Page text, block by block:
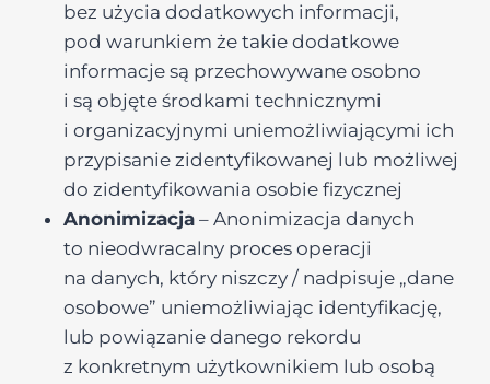
bez użycia dodatkowych informacji,
pod warunkiem że takie dodatkowe
informacje są przechowywane osobno
i są objęte środkami technicznymi
i organizacyjnymi uniemożliwiającymi ich
przypisanie zidentyfikowanej lub możliwej
do zidentyfikowania osobie fizycznej
Anonimizacja – Anonimizacja danych
to nieodwracalny proces operacji
na danych, który niszczy / nadpisuje „dane
osobowe” uniemożliwiając identyfikację,
lub powiązanie danego rekordu
z konkretnym użytkownikiem lub osobą